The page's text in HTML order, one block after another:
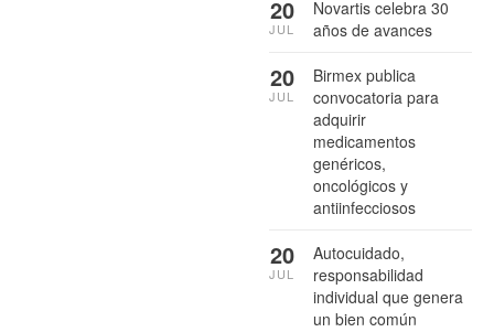
Novartis celebra 30
años de avances
20
JUL
Birmex publica
convocatoria para
adquirir
medicamentos
genéricos,
oncológicos y
antiinfecciosos
20
JUL
Autocuidado,
responsabilidad
individual que genera
un bien común
20
JUL